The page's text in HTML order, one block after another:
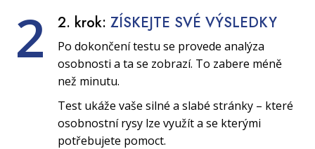
2 2. krok: ZÍSKEJTE SVÉ VÝSLEDKY
Po dokončení testu se provede analýza
osobnosti a ta se zobrazí. To zabere méně
než minutu.
Test ukáže vaše silné a slabé stránky – které
osobnostní rysy lze využít a se kterými
potřebujete pomoct.